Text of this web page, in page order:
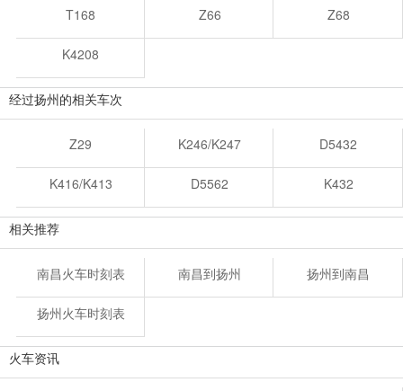
T168 Z66 Z68
K4208
经过扬州的相关车次
Z29 K246/K247 D5432
K416/K413 D5562 K432
相关推荐
南昌火车时刻表 南昌到扬州 扬州到南昌
扬州火车时刻表
火车资讯